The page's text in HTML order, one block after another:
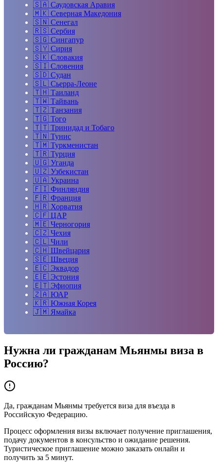
🇸🇦 Саудовская Аравия
🇲🇰 Северная Македония
🇸🇳 Сенегал
🇷🇸 Сербия
🇸🇬 Сингапур
🇸🇾 Сирия
🇸🇰 Словакия
🇸🇮 Словения
🇸🇩 Судан
🇸🇱 Сьерра-Леоне
🇹🇭 Таиланд
🇹🇼 Тайвань
🇹🇿 Танзания
🇹🇬 Того
🇹🇹 Тринидад и Тобаго
🇹🇳 Тунис
🇹🇲 Туркменистан
🇹🇷 Турция
🇺🇬 Уганда
🇺🇿 Узбекистан
🇺🇦 Украина
🇫🇮 Финляндия
🇫🇷 Франция
🇭🇷 Хорватия
🇨🇫 ЦАР
🇲🇪 Черногория
🇨🇿 Чехия
🇨🇱 Чили
🇨🇭 Швейцария
🇸🇪 Швеция
🇪🇨 Эквадор
🇪🇪 Эстония
🇪🇹 Эфиопия
🇿🇦 ЮАР
🇰🇷 Южная Корея
🇯🇲 Ямайка
Нужна ли гражданам Мьянмы виза в
Россию?
Да, гражданам Мьянмы требуется виза для въезда в
Российскую Федерацию.
Процесс оформления визы включает получение приглашения,
подачу документов в консульство и ожидание решения.
Туристическое приглашение можно заказать онлайн и
получить за 5 минут.